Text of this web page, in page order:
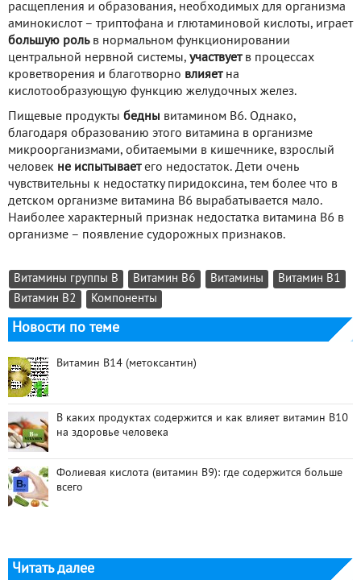
расщепления и образования, необходимых для организма
аминокислот – триптофана и глютаминовой кислоты, играет
большую рольв нормальном функционировании
центральной нервной системы, участвует в процессах
кроветворения и благотворно влияет на
кислотообразующую функцию желудочных желез.
Пищевые продукты бедны витамином B6. Однако,
благодаря образованию этого витамина в организме
микроорганизмами, обитаемыми в кишечнике, взрослый
человек не испытывает его недостаток. Дети очень
чувствительны к недостатку пиридоксина, тем более что в
детском организме витамина B6 вырабатывается мало.
Наиболее характерный признак недостатка витамина B6 в
организме – появление судорожных признаков.
Витамины группы В Витамин В6 Витамины
Витамин В1
Витамин В2
Компоненты
Новости по теме
Витамин В14 (метоксантин)
В каких продуктах содержится и как влияет витамин B10
на здоровье человека
Фолиевая кислота (витамин В9): где содержится больше
всего
Читать далее